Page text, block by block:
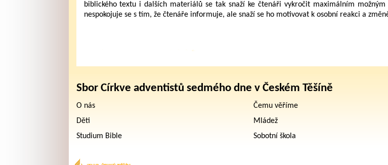
biblického textu i dalších materiálů se tak snaží ke čtenáři vykročit maximálním možným
nespokojuje se s tím, že čtenáře informuje, ale snaží se ho motivovat k osobní reakci a
Sbor Církve adventistů sedmého dne v Českém Těšíně
O nás Čemu věříme
Děti
Mládež
Studium Bible
Sobotní škola